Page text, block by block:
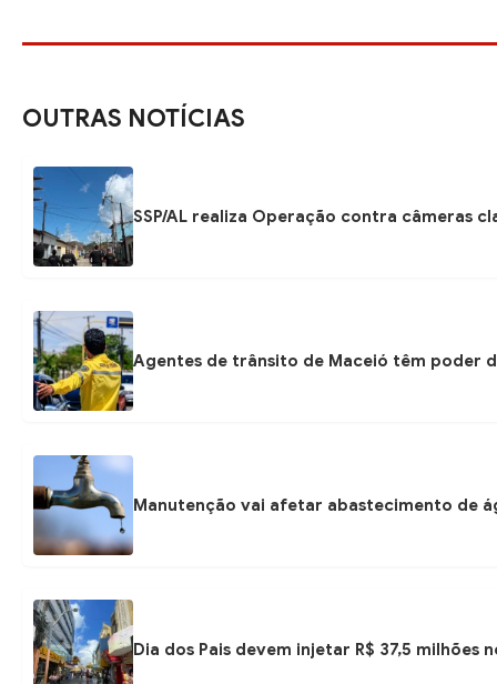
OUTRAS NOTÍCIAS
SSP/AL realiza Operação contra câmeras
Agentes de trânsito de Maceió têm poder
Manutenção vai afetar abastecimento de
Dia dos Pais devem injetar R$ 37,5 milhões